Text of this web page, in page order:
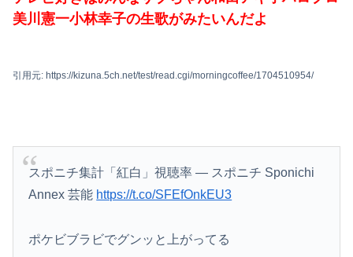
美川憲一小林幸子の生歌がみたいんだよ
引用元: https://kizuna.5ch.net/test/read.cgi/morningcoffee/1704510954/
スポニチ集計「紅白」視聴率 ― スポニチ Sponichi
Annex 芸能 https://t.co/SFEfOnkEU3
ポケビブラビでグンッと上がってる